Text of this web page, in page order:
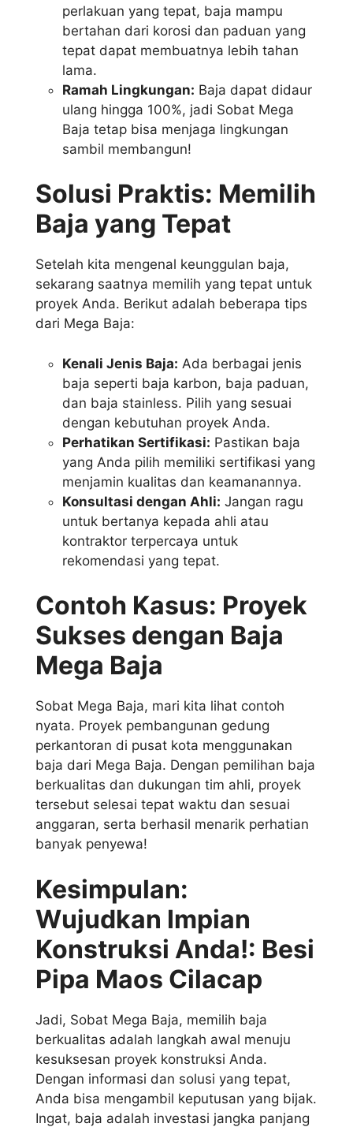
perlakuan yang tepat, baja mampu
bertahan dari korosi dan paduan yang
tepat dapat membuatnya lebih tahan
lama.
Ramah Lingkungan: Baja dapat didaur
ulang hingga 100%, jadi Sobat Mega
Baja tetap bisa menjaga lingkungan
sambil membangun!
Solusi Praktis: Memilih
Baja yang Tepat
Setelah kita mengenal keunggulan baja,
sekarang saatnya memilih yang tepat untuk
proyek Anda. Berikut adalah beberapa tips
dari Mega Baja:
Kenali Jenis Baja: Ada berbagai jenis
baja seperti baja karbon, baja paduan,
dan baja stainless. Pilih yang sesuai
dengan kebutuhan proyek Anda.
Perhatikan Sertifikasi: Pastikan baja
yang Anda pilih memiliki sertifikasi yang
menjamin kualitas dan keamanannya.
Konsultasi dengan Ahli: Jangan ragu
untuk bertanya kepada ahli atau
kontraktor terpercaya untuk
rekomendasi yang tepat.
Contoh Kasus: Proyek
Sukses dengan Baja
Mega Baja
Sobat Mega Baja, mari kita lihat contoh
nyata. Proyek pembangunan gedung
perkantoran di pusat kota menggunakan
baja dari Mega Baja. Dengan pemilihan baja
berkualitas dan dukungan tim ahli, proyek
tersebut selesai tepat waktu dan sesuai
anggaran, serta berhasil menarik perhatian
banyak penyewa!
Kesimpulan:
Wujudkan Impian
Konstruksi Anda!: Besi
Pipa Maos Cilacap
Jadi, Sobat Mega Baja, memilih baja
berkualitas adalah langkah awal menuju
kesuksesan proyek konstruksi Anda.
Dengan informasi dan solusi yang tepat,
Anda bisa mengambil keputusan yang bijak.
Ingat, baja adalah investasi jangka panjang